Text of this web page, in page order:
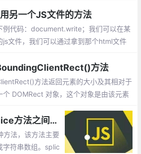
另一个JS文件的方法
例代码：document.write；我们可以在某
文件，我们可以通过拿到那个html文件
方法
方法返回元素的大小及其相对于
个 DOMRect 对象，这个对象是由该元素
js中split,splice,slice方法之间的差异_splice()、slice()、split()函数的区分
方法，该方法主要
字符串数组。splic